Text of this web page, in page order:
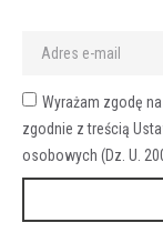
Wyrażam zgodę
zgodnie z treścią
osobowych (Dz. U.